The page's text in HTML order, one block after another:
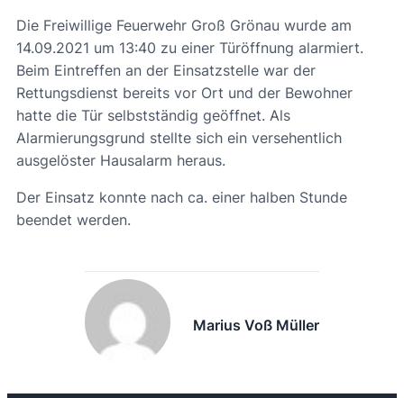
Die Freiwillige Feuerwehr Groß Grönau wurde am
14.09.2021 um 13:40 zu einer Türöffnung alarmiert.
Beim Eintreffen an der Einsatzstelle war der
Rettungsdienst bereits vor Ort und der Bewohner
hatte die Tür selbstständig geöffnet. Als
Alarmierungsgrund stellte sich ein versehentlich
ausgelöster Hausalarm heraus.
Der Einsatz konnte nach ca. einer halben Stunde
beendet werden.
Marius Voß Müller